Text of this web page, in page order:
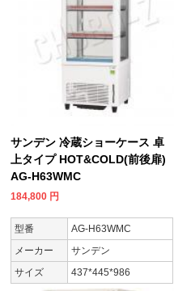
サンデン 冷蔵ショーケース 卓
上タイプ HOT&COLD(前後扉)
AG-H63WMC
184,800 円
型番
AG-H63WMC
メーカー
サンデン
サイズ
437*445*986